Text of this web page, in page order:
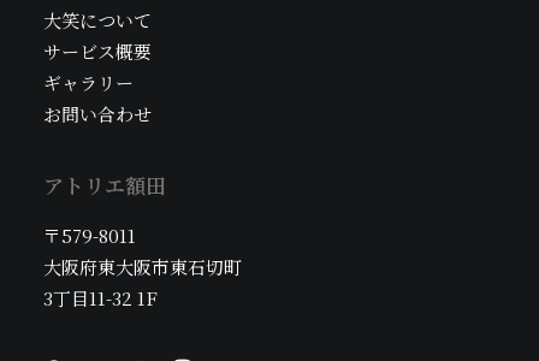
大笑について
サービス概要
ギャラリー
お問い合わせ
アトリエ額田
〒579-8011
大阪府東大阪市東石切町
3丁目11-32 1F